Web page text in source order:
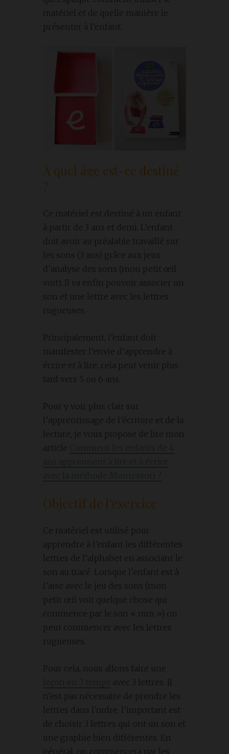
matériel et de quelle manière le
présenter à l’enfant.
À quel âge est-ce destiné
?
Ce matériel est destiné à un enfant
à partir de 3 ans et demi. L’enfant
doit avoir au préalable travaillé sur
les sons (3 ans) grâce aux jeux
d’analyse des sons (mon petit œil
voit). Il va enfin pouvoir associer un
son et une lettre avec les lettres
rugueuses.
Principalement, l’enfant doit
manifester l’envie d’apprendre à
écrire et à lire, cela peut venir plus
tard vers 5 ou 6 ans.
Pour y voir plus clair sur
l’apprentissage de l’écriture et de la
lecture, je vous propose de lire mon
article
Objectif de l’exercice
Ce matériel est utilisé pour
apprendre à l’enfant les différentes
lettres de l’alphabet en associant le
son au tracé. Lorsque l’enfant est à
l’aise avec le jeu des sons (mon
petit œil voit quelque chose qui
commence par le son « mm ») on
peut commencer avec les lettres
rugueuses.
Pour cela, nous allons faire une
avec 3 lettres. Il
n’est pas nécessaire de prendre les
lettres dans l’ordre, l’important est
de choisir 3 lettres qui ont un son et
une graphie bien différentes. En
général, on commencera par les